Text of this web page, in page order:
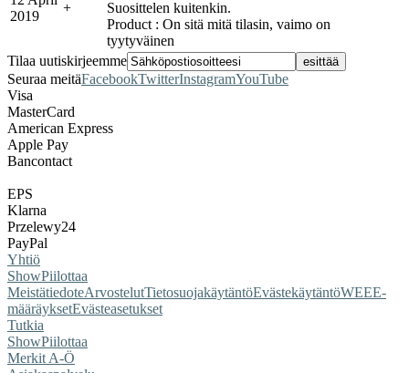
2019
+
Suosittelen kuitenkin.
Product : On sitä mitä tilasin, vaimo on
tyytyväinen
Tilaa uutiskirjeemme
Seuraa meitäFacebookTwitterInstagramYouTube
Visa
MasterCard
American Express
Apple Pay
Bancontact
EPS
Klarna
Przelewy24
PayPal
Yhtiö
ShowPiilottaa
MeistätiedoteArvostelutTietosuojakäytäntöEvästekäytäntöWEEE-
määräyksetEvästeasetukset
Tutkia
ShowPiilottaa
Merkit A-Ö